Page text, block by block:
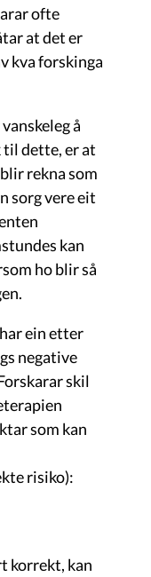
ofte
at det er
kva forskinga
å
til dette, er at
rekna som
sorg vere eit
kan
ho blir så
ein etter
negative
skil
som kan
risiko):
korrekt, kan